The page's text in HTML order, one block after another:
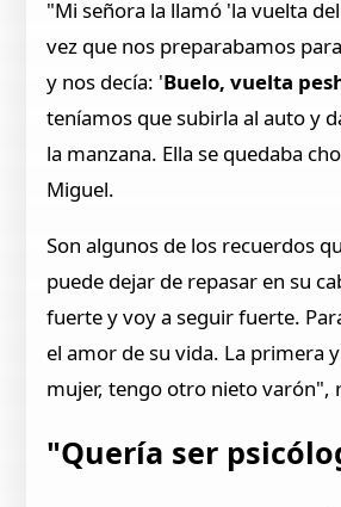
"Mi señora la llamó 'la vuelta
vez que nos preparabamos
y nos decía: 'Buelo, vuelta
teníamos que subirla al auto y
la manzana. Ella se quedaba
Miguel.
Son algunos de los recuerdos
puede dejar de repasar en su
fuerte y voy a seguir fuerte.
el amor de su vida. La primera
mujer, tengo otro nieto varón",
"Quería ser